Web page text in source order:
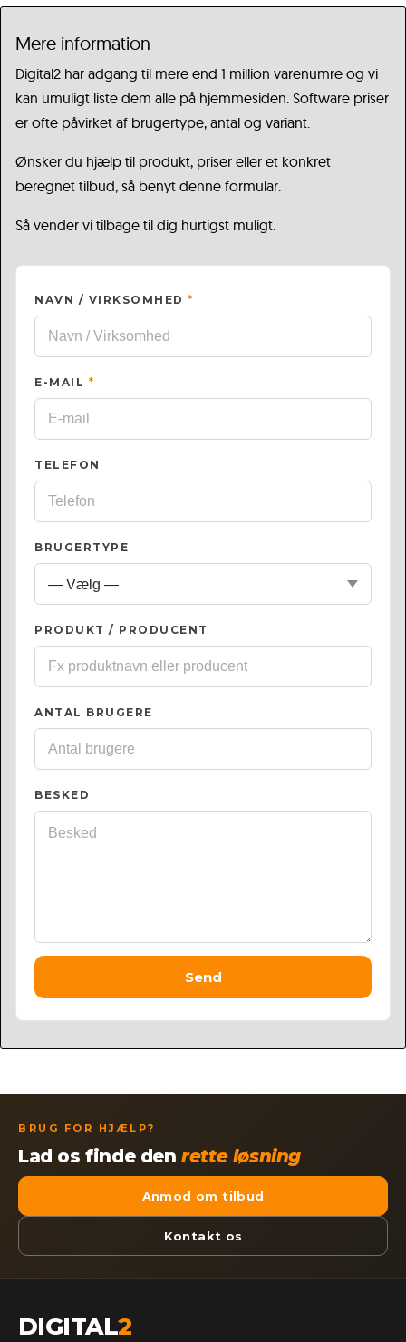
Mere information
Digital2 har adgang til mere end 1 million varenumre og vi
kan umuligt liste dem alle på hjemmesiden. Software priser
er ofte påvirket af brugertype, antal og variant.
Ønsker du hjælp til produkt, priser eller et konkret
beregnet tilbud, så benyt denne formular.
Så vender vi tilbage til dig hurtigst muligt.
NAVN / VIRKSOMHED *
E-MAIL *
TELEFON
BRUGERTYPE
PRODUKT / PRODUCENT
ANTAL BRUGERE
BESKED
Send
BRUG FOR HJÆLP?
Lad os finde denrette løsning
Anmod om tilbud
Kontakt os
DIGITAL2